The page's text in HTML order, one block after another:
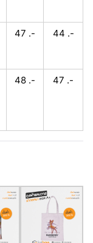
47 .- 44 .-
48 .- 47 .-